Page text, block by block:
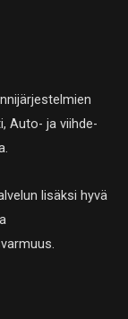
Auto- ja viihde-
lisäksi hyvä